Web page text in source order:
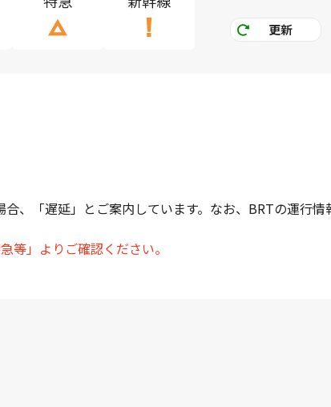
更新
、「遅延」とご案内しています。なお、BRTの運行情
等」よりご確認ください。